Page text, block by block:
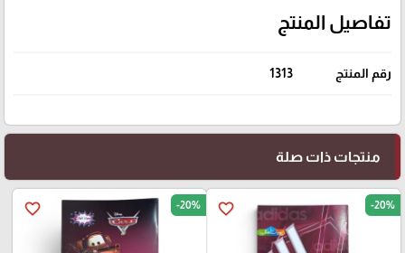
تفاصيل المنتج
رقم المنتج 1313
منتجات ذات صلة
favorite_border -20%
favorite_border -20%